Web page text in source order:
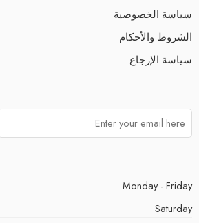
سياسة الخصوصية
الشروط والأحكام
سياسة الإرجاع
Monday - Friday
Saturday